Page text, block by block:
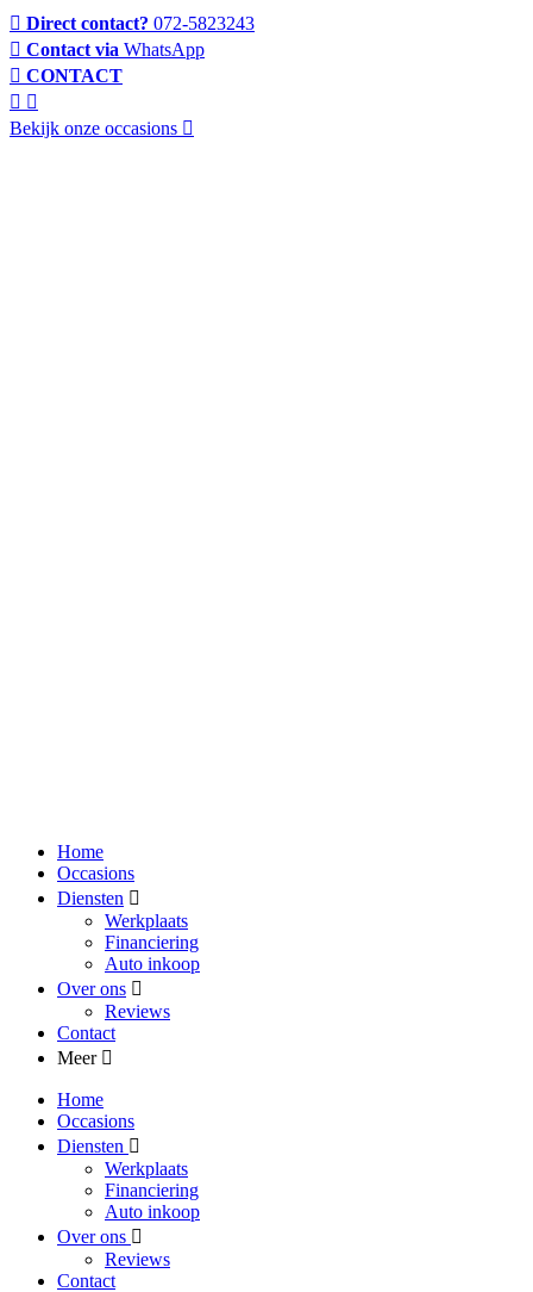
Direct contact? 072-5823243
Contact via WhatsApp
CONTACT
Bekijk onze occasions
Home
Occasions
Diensten
Werkplaats
Financiering
Auto inkoop
Over ons
Reviews
Contact
Meer
Home
Occasions
Diensten
Werkplaats
Financiering
Auto inkoop
Over ons
Reviews
Contact